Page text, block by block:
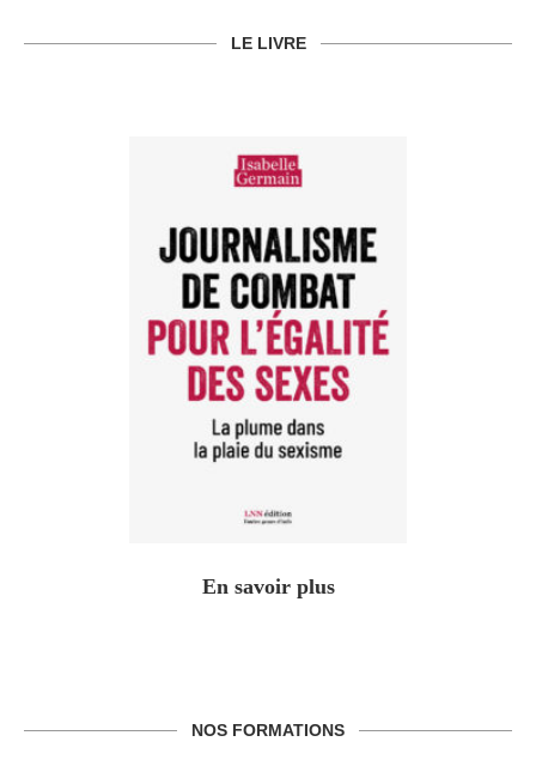
LE LIVRE
En savoir plus
NOS FORMATIONS